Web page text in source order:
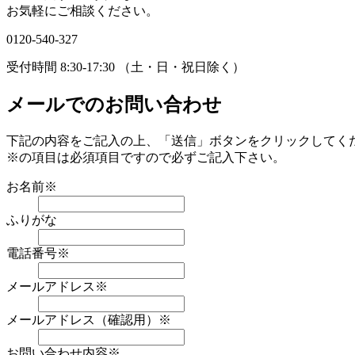
お気軽にご相談ください。
0120-540-327
受付時間 8:30-17:30 （土・日・祝日除く）
メールでのお問い合わせ
下記の内容をご記入の上、「送信」ボタンをクリックしてく
※の項目は必須項目ですので必ずご記入下さい。
お名前※
ふりがな
電話番号※
メールアドレス ※
メールアドレス（確認用） ※